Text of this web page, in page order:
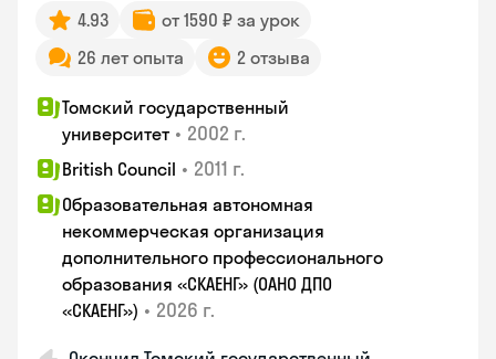
4.93
от 1590 ₽ за урок
26 лет опыта
2 отзыва
Томский государственный
университет • 2002 г.
British Council • 2011 г.
Образовательная автономная
некоммерческая организация
дополнительного профессионального
образования «СКАЕНГ» (ОАНО ДПО
«СКАЕНГ») • 2026 г.